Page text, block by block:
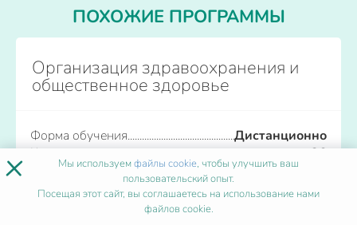
ПОХОЖИЕ ПРОГРАММЫ
Организация здравоохранения и
общественное здоровье
Форма обучения
Дистанционно
Количество часов
от 36
Начало обучения
Каждый день
Записаться
× Мы используемфайлы cookie, чтобы улучшить ваш
пользовательский опыт.
Посещая этот сайт, вы соглашаетесь на использование нами
файлов cookie.